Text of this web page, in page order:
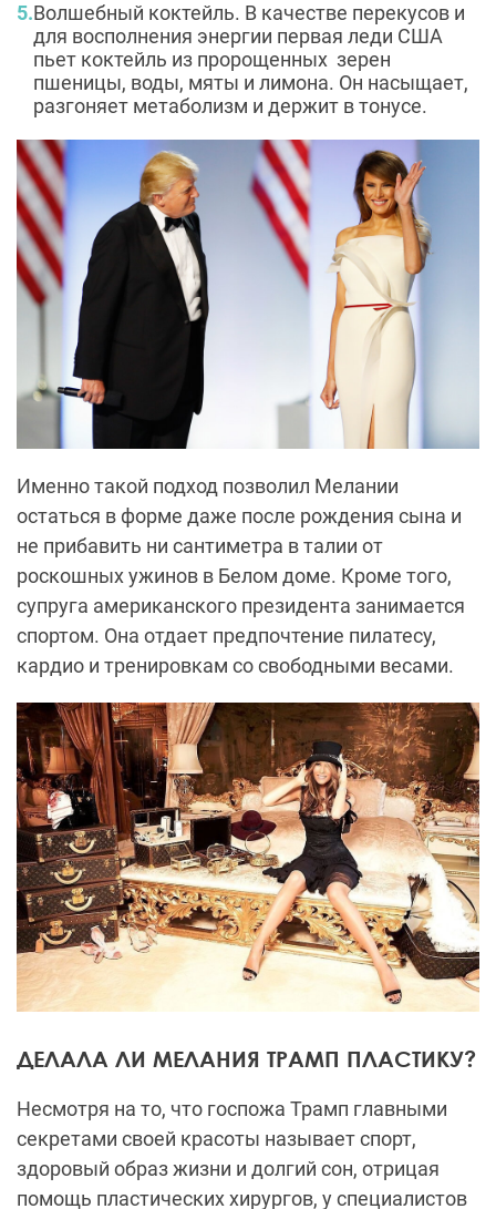
Волшебный коктейль. В качестве перекусов и
для восполнения энергии первая леди США
пьет коктейль из пророщенных зерен
пшеницы, воды, мяты и лимона. Он насыщает,
разгоняет метаболизм и держит в тонусе.
Именно такой подход позволил Мелании
остаться в форме даже после рождения сына и
не прибавить ни сантиметра в талии от
роскошных ужинов в Белом доме. Кроме того,
супруга американского президента занимается
спортом. Она отдает предпочтение пилатесу,
кардио и тренировкам со свободными весами.
ДЕЛАЛА ЛИ МЕЛАНИЯ ТРАМП ПЛАСТИКУ?
Несмотря на то, что госпожа Трамп главными
секретами своей красоты называет спорт,
здоровый образ жизни и долгий сон, отрицая
помощь пластических хирургов, у специалистов